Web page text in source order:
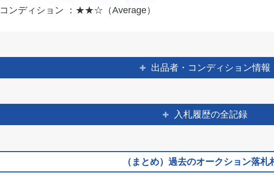
コンディション ：★★☆（Average）
出品者・コンディション情報
入札履歴の全記録
（まとめ）過去のオークション落札